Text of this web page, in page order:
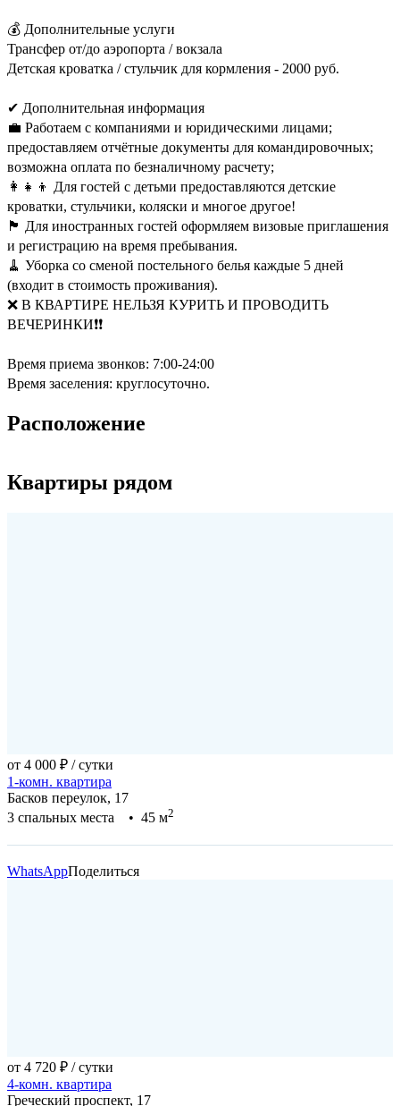
💰 Дополнительные услуги
Трансфер от/до аэропорта / вокзала
Детская кроватка / стульчик для кормления - 2000 руб.
✔ Дополнительная информация
💼 Работаем с компаниями и юридическими лицами;
предоставляем отчётные документы для командировочных;
возможна оплата по безналичному расчету;
‎‍👩‍👧‍👦 Для гостей с детьми предоставляются детские
кроватки, стульчики, коляски и многое другое!
🏴 Для иностранных гостей оформляем визовые приглашения
и регистрацию на время пребывания.
🧹 Уборка со сменой постельного белья каждые 5 дней
(входит в стоимость проживания).
❌ В КВАРТИРЕ НЕЛЬЗЯ КУРИТЬ И ПРОВОДИТЬ
ВЕЧЕРИНКИ❗❗
Время приема звонков: 7:00-24:00
Время заселения: круглосуточно.
Расположение
Квартиры рядом
от 4 000 ₽ / сутки
1-комн. квартира
Басков переулок, 17
3 спальных места • 45 м2
WhatsAppПоделиться
от 4 720 ₽ / сутки
4-комн. квартира
Греческий проспект, 17